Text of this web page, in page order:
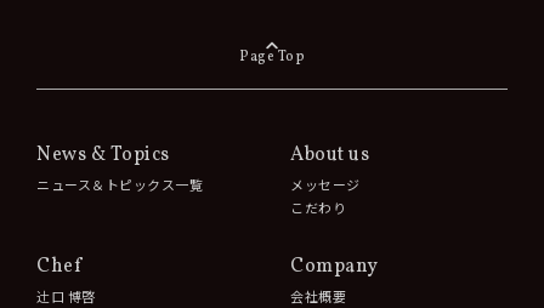
Page Top
News & Topics
ニュース＆トピックス一覧
About us
メッセージ
こだわり
Chef
辻󠄀口 博啓
Company
会社概要